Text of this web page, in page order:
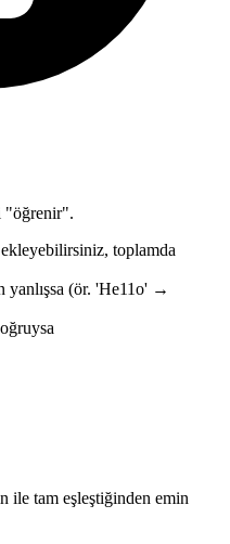
"öğrenir".
toplamda
(ör. 'He11o' →
ile tam eşleştiğinden emin